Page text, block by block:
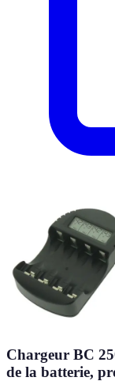
Chargeur BC
de la batterie,